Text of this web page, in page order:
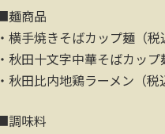
■麺商品
・横手焼きそばカップ麺（
・秋田十文字中華そばカッ
・秋田比内地鶏ラーメン（
■調味料